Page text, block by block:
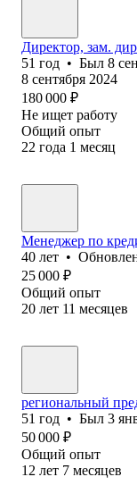
Директор, зам.
51 год • Был 8
8 сентября 2024
180 000 ₽
Не ищет работу
Общий опыт
22 года 1 месяц
Менеджер по
40 лет •
25 000 ₽
Общий опыт
20 лет 11 месяцев
региональный
51 год • Был 3
50 000 ₽
Общий опыт
12 лет 7 месяцев